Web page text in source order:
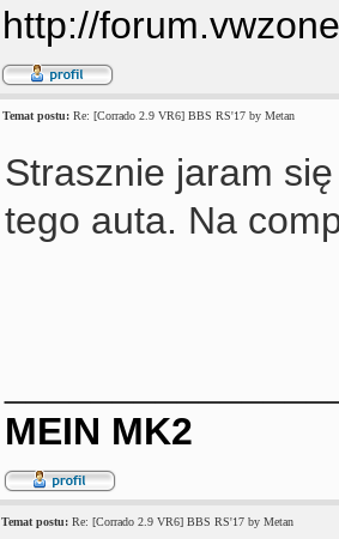
http://
Temat postu: Re: [Corrado 2.9 VR6] BBS RS'17 by Metan
Strasznie jaram
tego auta. Na
MEIN MK2
Temat postu: Re: [Corrado 2.9 VR6] BBS RS'17 by Metan